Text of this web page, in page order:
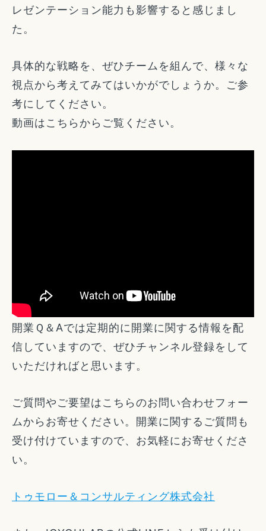
レゼンテーション能力も影響すると感じまし
た。
具体的な戦略を、ぜひチームを組んで、様々な
視点から考えてみてはいかがでしょうか。ご参
考にしてください。
動画はこちらからご覧ください。
開業Ｑ＆Aでは定期的に開業に関する情報を配
信していますので、ぜひチャンネル登録をして
いただければと思います。
ご質問やご要望はこちらのお問い合わせフォー
ムからお寄せください。開業に関するご質問も
受け付けていますので、お気軽にお寄せくださ
い。
トゥモロー＆コンサルティング株式会社